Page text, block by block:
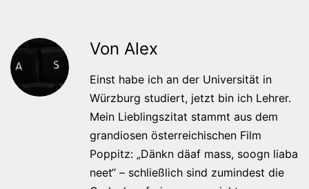
Von Alex
Einst habe ich an der Universität in
Würzburg studiert, jetzt bin ich Lehrer.
Mein Lieblingszitat stammt aus dem
grandiosen österreichischen Film
Poppitz: „Dänkn däaf mass, soogn liaba
neet“ – schließlich sind zumindest die